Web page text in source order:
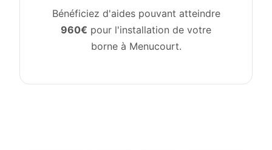
Bénéficiez d'aides pouvant atteindre
960€ pour l'installation de votre
borne à Menucourt.